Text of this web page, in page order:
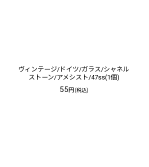
ヴィンテージ/ドイツ/ガラス/シャネル
ストーン/アメシスト/47ss(1個)
55円(税込)